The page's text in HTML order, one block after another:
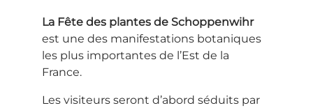
La Fête des plantes de Schoppenwihr
est une des manifestations botaniques
les plus importantes de l’Est de la
France.
Les visiteurs seront d’abord séduits par